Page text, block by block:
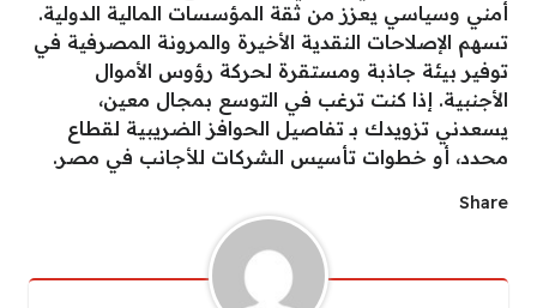
أمني وسياسي يعزز من ثقة المؤسسات المالية الدولية.
تسهم الإصلاحات النقدية الأخيرة والمرونة المصرفية في
توفير بيئة جاذبة ومستقرة لحركة رؤوس الأموال
الأجنبية. إذا كنت ترغب في التوسع بمجال معين،
يسعدني تزويدك بـ تفاصيل الحوافز الضريبية لقطاع
محدد، أو خطوات تأسيس الشركات للأجانب في مصر.
Share